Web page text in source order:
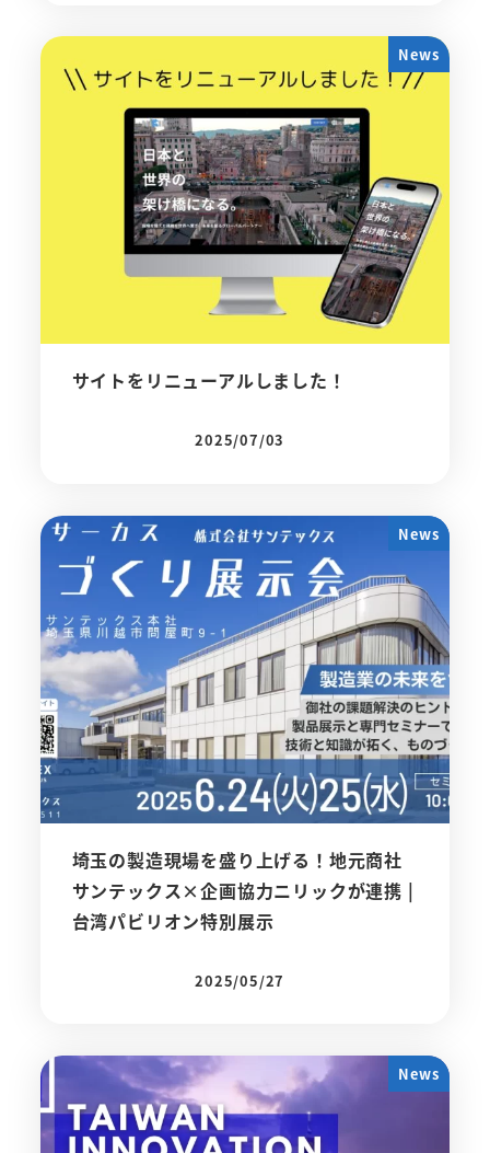
News
サイトをリニューアルしました！
投稿日
2025/07/03
News
埼玉の製造現場を盛り上げる！地元商社
サンテックス×企画協力ニリックが連携 |
台湾パビリオン特別展示
投稿日
2025/05/27
News